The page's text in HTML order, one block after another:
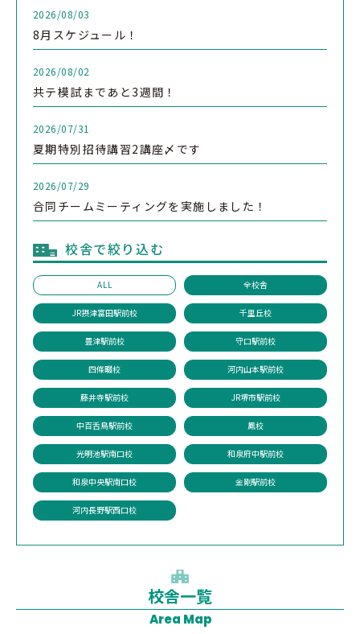
2026/08/03
8月スケジュール！
2026/08/02
共テ模試まであと3週間！
2026/07/31
夏期特別招待講習2講座〆です
2026/07/29
合同チームミーティングを実施しました！
校舎で絞り込む
ALL 全校舎
JR摂津富田駅前校 千里丘校
豊津駅前校 守口駅前校
四條畷校 河内山本駅前校
藤井寺駅前校 JR堺市駅前校
中百舌鳥駅前校 鳳校
光明池駅南口校 和泉府中駅前校
和泉中央駅南口校 金剛駅前校
河内長野駅西口校
校舎一覧
Area Map
1